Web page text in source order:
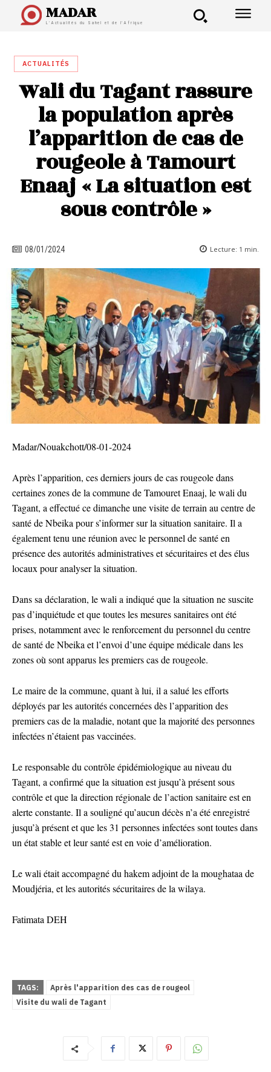
MADAR
L'Actualités du Sahel et de l'Afrique
ACTUALITÉS
Wali du Tagant rassure
la population après
l’apparition de cas de
rougeole à Tamourt
Enaaj « La situation est
sous contrôle »
08/01/2024 Lecture: 1 min.
Madar/Nouakchott/08-01-2024
Après l’apparition, ces derniers jours de cas rougeole dans
certaines zones de la commune de Tamouret Enaaj, le wali du
Tagant, a effectué ce dimanche une visite de terrain au centre de
santé de Nbeika pour s’informer sur la situation sanitaire. Il a
également tenu une réunion avec le personnel de santé en
présence des autorités administratives et sécuritaires et des élus
locaux pour analyser la situation.
Dans sa déclaration, le wali a indiqué que la situation ne suscite
pas d’inquiétude et que toutes les mesures sanitaires ont été
prises, notamment avec le renforcement du personnel du centre
de santé de Nbeika et l’envoi d’une équipe médicale dans les
zones où sont apparus les premiers cas de rougeole.
Le maire de la commune, quant à lui, il a salué les efforts
déployés par les autorités concernées dès l’apparition des
premiers cas de la maladie, notant que la majorité des personnes
infectées n’étaient pas vaccinées.
Le responsable du contrôle épidémiologique au niveau du
Tagant, a confirmé que la situation est jusqu’à présent sous
contrôle et que la direction régionale de l’action sanitaire est en
alerte constante. Il a souligné qu’aucun décès n’a été enregistré
jusqu’à présent et que les 31 personnes infectées sont toutes dans
un état stable et leur santé est en voie d’amélioration.
Le wali était accompagné du hakem adjoint de la moughataa de
Moudjéria, et les autorités sécuritaires de la wilaya.
Fatimata DEH
TAGS:
Après l'apparition des cas de rougeol
Visite du wali de Tagant